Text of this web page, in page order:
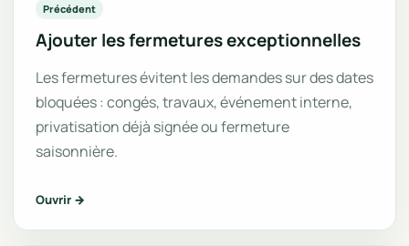
Précédent
Ajouter les fermetures exceptionnelles
Les fermetures évitent les demandes sur des dates
bloquées : congés, travaux, événement interne,
privatisation déjà signée ou fermeture
saisonnière.
Ouvrir →